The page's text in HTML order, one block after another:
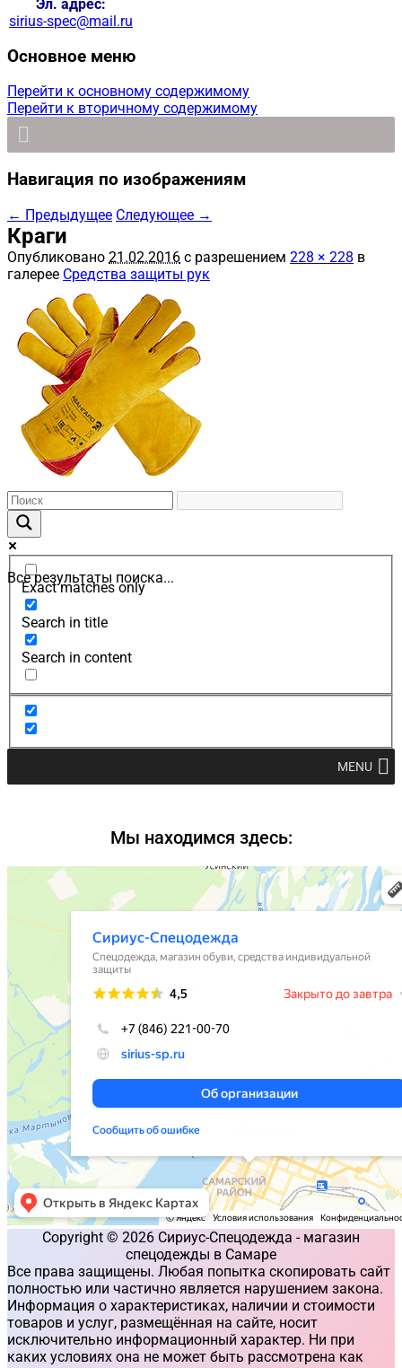
Эл. адрес:
sirius-spec@mail.ru
Основное меню
Перейти к основному содержимому
Перейти к вторичному содержимому
Навигация по изображениям
← Предыдущее Следующее →
Краги
Опубликовано 21.02.2016 с разрешением 228 × 228 в
галерее Средства защиты рук
Все результаты поиска...
Exact matches only
Search in title
Search in content
MENU
Мы находимся здесь:
Copyright © 2026 Сириус-Спецодежда - магазин
спецодежды в Самаре
Все права защищены. Любая попытка скопировать сайт
полностью или частично является нарушением закона.
Информация о характеристиках, наличии и стоимости
товаров и услуг, размещённая на сайте, носит
исключительно информационный характер. Ни при
каких условиях она не может быть рассмотрена как